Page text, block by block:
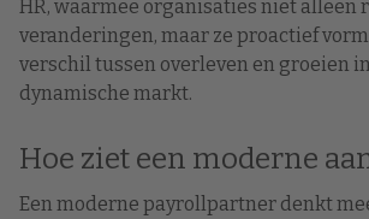
HR, waarmee organisaties niet alleen
veranderingen, maar ze proactief
verschil tussen overleven en groeien
dynamische markt.
Hoe ziet een moderne
Een moderne payrollpartner denkt